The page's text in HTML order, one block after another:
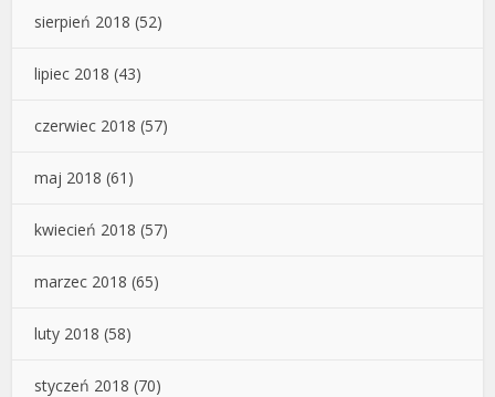
sierpień 2018 (52)
lipiec 2018 (43)
czerwiec 2018 (57)
maj 2018 (61)
kwiecień 2018 (57)
marzec 2018 (65)
luty 2018 (58)
styczeń 2018 (70)